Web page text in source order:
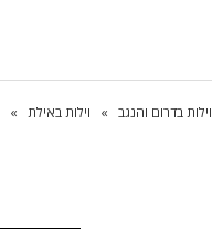
וילות בדרום והנגב וילות באילת